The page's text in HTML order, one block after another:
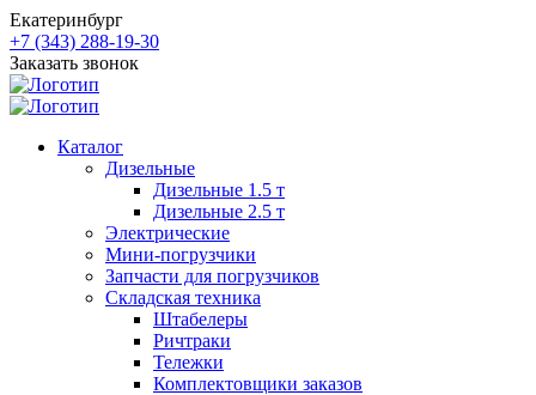
Екатеринбург
+7 (343) 288-19-30
Заказать звонок
Каталог
Дизельные
Дизельные 1.5 т
Дизельные 2.5 т
Электрические
Мини-погрузчики
Запчасти для погрузчиков
Складская техника
Штабелеры
Ричтраки
Тележки
Комплектовщики заказов